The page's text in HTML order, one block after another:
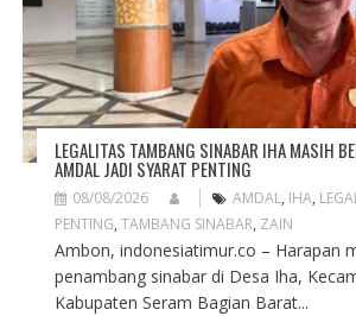
LEGALITAS TAMBANG SINABAR IHA MASIH
AMDAL JADI SYARAT PENTING
08/08/2026 AMDAL, IHA,
PENTING, TAMBANG SINABAR, ZAIN
Ambon, indonesiatimur.co – Harapan
penambang sinabar di Desa Iha,
Kabupaten Seram Bagian Barat...